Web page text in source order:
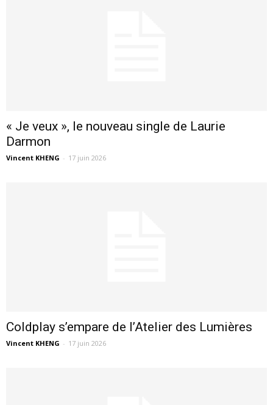
« Je veux », le nouveau single de Laurie
Darmon
Vincent KHENG - 17 juin 2026
Coldplay s’empare de l’Atelier des Lumières
Vincent KHENG - 17 juin 2026